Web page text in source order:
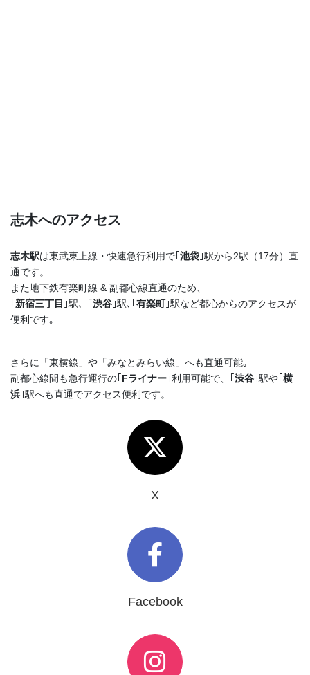
志木へのアクセス
志木駅は東武東上線・快速急行利用で｢ 池袋 ｣駅から2駅（17分）直
通です。
また地下鉄有楽町線 & 副都心線直通のため、
新宿三丁目 ｣駅､「渋谷 ｣駅､｢ 有楽町｣駅など都心からのアクセスが
便利です｡
さらに「東横線」や「みなとみらい線」へも直通可能｡
副都心線間も急行運行の｢ Fライナー ｣利用可能で、｢ 渋谷 ｣駅や｢ 横
浜 ｣駅へも直通でアクセス便利です。
X
Facebook